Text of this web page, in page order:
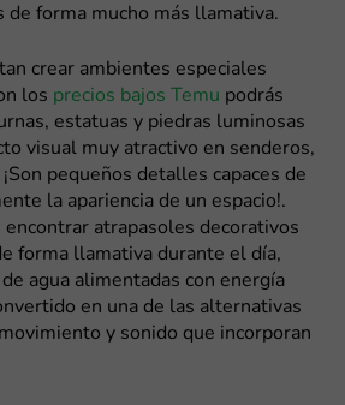
de forma mucho más llamativa.
crear ambientes especiales
los precios bajos Temu podrás
estatuas y piedras luminosas
visual muy atractivo en senderos,
pequeños detalles capaces de
la apariencia de un espacio!.
encontrar atrapasoles decorativos
forma llamativa durante el día,
agua alimentadas con energía
en una de las alternativas
y sonido que incorporan